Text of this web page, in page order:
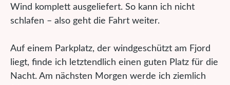
Wind komplett ausgeliefert. So kann ich nicht
schlafen – also geht die Fahrt weiter.
Auf einem Parkplatz, der windgeschützt am Fjord
liegt, finde ich letztendlich einen guten Platz für die
Nacht. Am nächsten Morgen werde ich ziemlich